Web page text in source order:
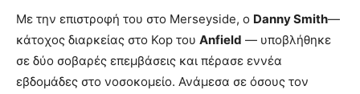
Με την επιστροφή του στο Merseyside, ο Danny Smith—
κάτοχος διαρκείας στο Kop του Anfield — υποβλήθηκε
σε δύο σοβαρές επεμβάσεις και πέρασε εννέα
εβδομάδες στο νοσοκομείο. Ανάμεσα σε όσους τον